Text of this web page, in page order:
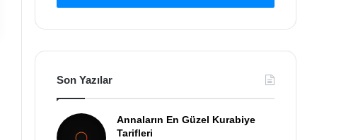
Son Yazılar
Annaların En Güzel Kurabiye
Tarifleri